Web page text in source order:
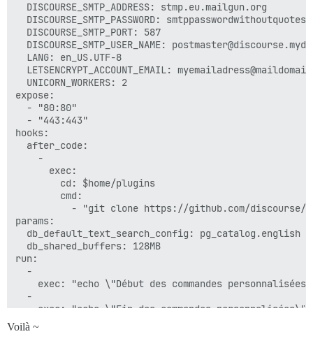
  DISCOURSE_SMTP_ADDRESS: stmp.eu.mailgun.org
  DISCOURSE_SMTP_PASSWORD: smtppasswordwithoutquotes
  DISCOURSE_SMTP_PORT: 587
DISCOURSE_SMTP_USER_NAME:
  LANG: en_US.UTF-8
LETSENCRYPT_ACCOUNT_EMAIL:
  UNICORN_WORKERS: 2
expose:
  - "80:80"
  - "443:443"
hooks:
  after_code:
    -
      exec:
        cd: $home/plugins
        cmd:
- "git clone https://github.com/discourse/
params:
  db_default_text_search_config: pg_catalog.english
  db_shared_buffers: 128MB
run:
  -
exec: "echo \"Début des commandes
  -
    exec: "echo \"Fin des commandes personnalisées\""
templates:
  - templates/postgres.template.yml
Voilà ~